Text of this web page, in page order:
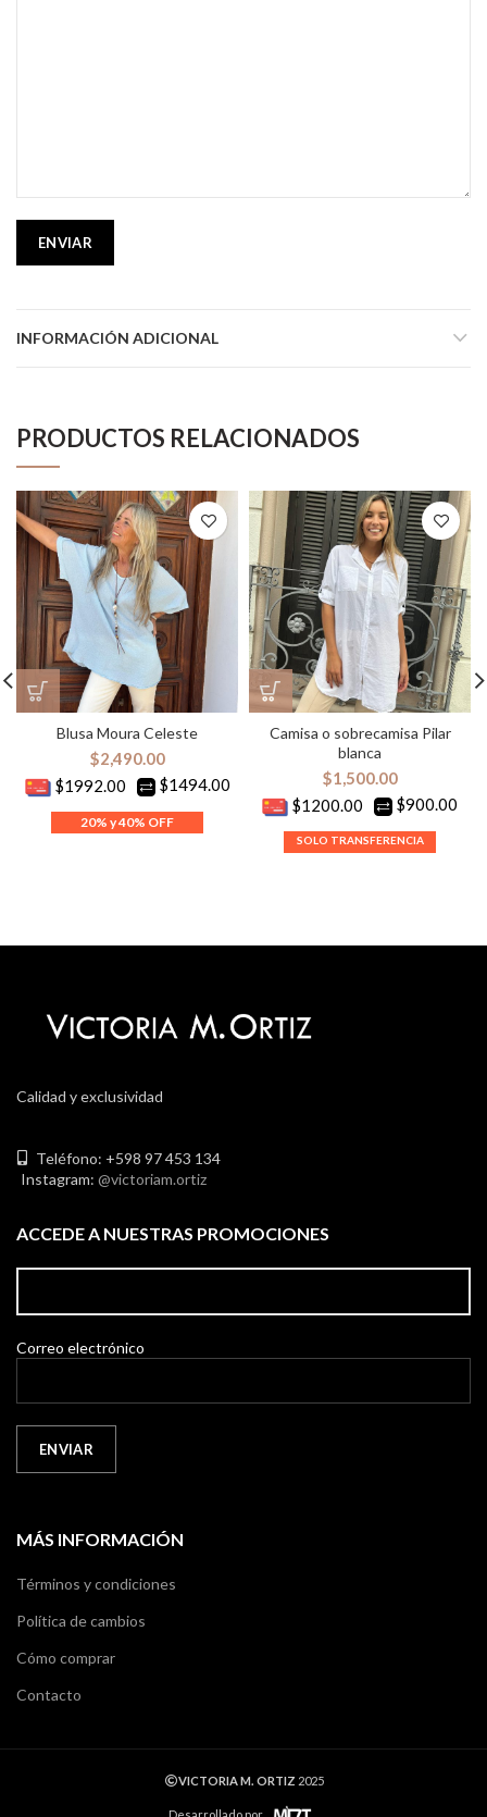
ENVIAR
INFORMACIÓN ADICIONAL
PRODUCTOS RELACIONADOS
Blusa Moura Celeste
$2,490.00
$1992.00
$1494.00
Camisa o sobrecamisa Pilar
blanca
$1,500.00
$1200.00
$900.00
Calidad y exclusividad
Teléfono: +598 97 453 134
Instagram: @victoriam.ortiz
ACCEDE A NUESTRAS PROMOCIONES
Correo electrónico
MÁS INFORMACIÓN
Términos y condiciones
Política de cambios
Cómo comprar
Contacto
VICTORIA M. ORTIZ 2025
Desarrollado por